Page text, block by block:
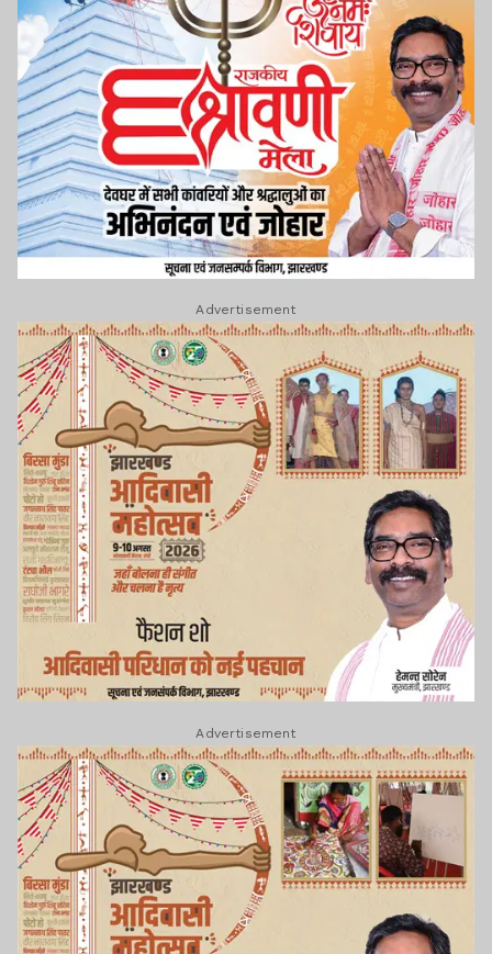
Advertisement
Advertisement